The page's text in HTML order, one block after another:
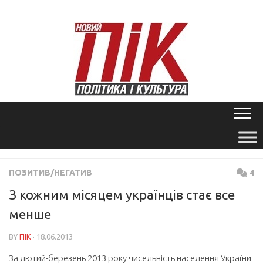
ПОЗИТИВ/НЕГАТИВ 4
З кожним місяцем українців стає все
менше
BY ПІК · 18.06.2013
За лютий-березень 2013 року чисельність населення України